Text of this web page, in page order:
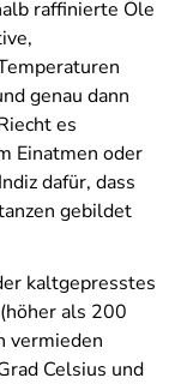
raffinierte Öle
genau dann
es
Einatmen oder
dafür, dass
gebildet
kaltgepresstes
als 200
vermieden
Celsius und